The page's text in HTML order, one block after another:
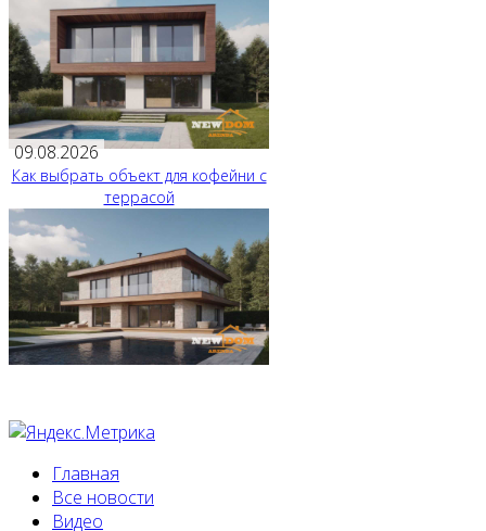
09.08.2026
Как выбрать объект для кофейни с
террасой
Главная
Все новости
Видео